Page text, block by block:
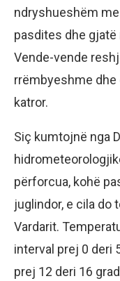
ndryshueshëm
pasdites dhe
Vende-vende
rrëmbyeshme
katror.
Siç kumtojnë nga
përforcua, kohë
juglindor, e cila do
Vardarit.
interval prej 0 deri
prej 12 deri 16